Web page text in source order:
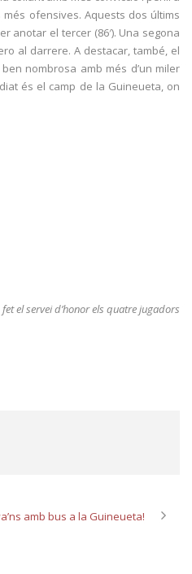
més ofensives. Aquests dos últims
anotar el tercer (86′). Una segona
al darrere. A destacar, també, el
nombrosa amb més d’un miler
és el camp de la Guineueta, on
el servei d’honor els quatre jugadors
amb bus a la Guineueta!